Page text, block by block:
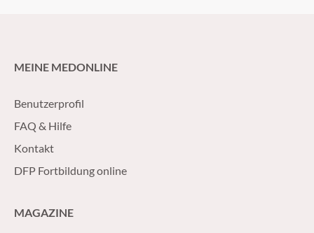
MEINE MEDONLINE
Benutzerprofil
FAQ & Hilfe
Kontakt
DFP Fortbildung online
MAGAZINE